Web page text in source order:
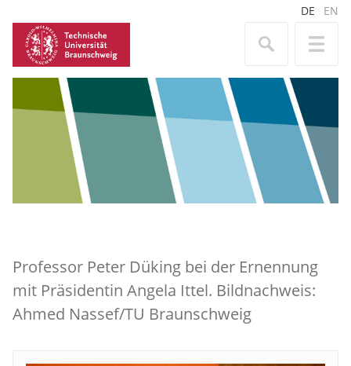
DE EN
Professor Peter Düking bei der Ernennung
mit Präsidentin Angela Ittel. Bildnachweis:
Ahmed Nassef/TU Braunschweig